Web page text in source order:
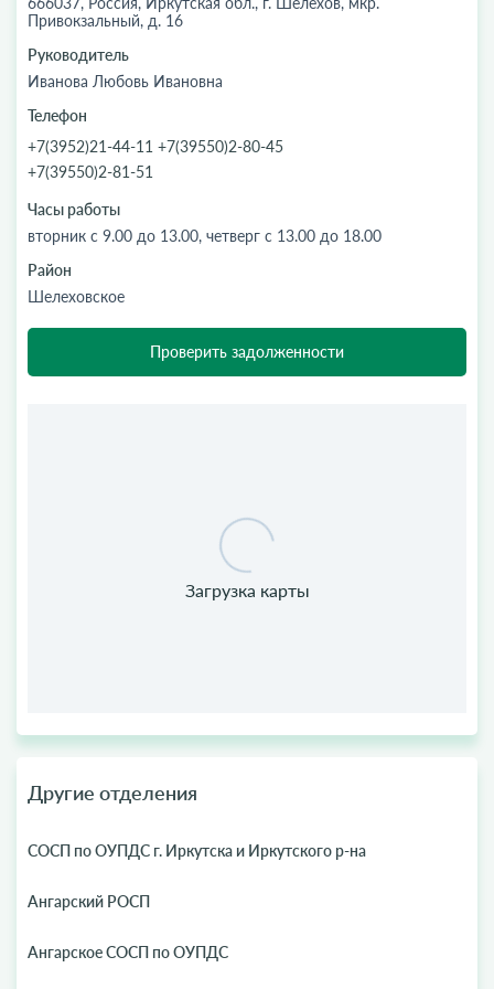
Привокзальный, д. 16
Руководитель
Иванова Любовь Ивановна
Телефон
+7(3952)21-44-11 +7(39550)2-80-45
+7(39550)2-81-51
Часы работы
вторник с 9.00 до 13.00, четверг с 13.00 до 18.00
Район
Шелеховское
Проверить задолженности
Другие отделения
СОСП по ОУПДС г. Иркутска и Иркутского р-на
Ангарский РОСП
Ангарское СОСП по ОУПДС